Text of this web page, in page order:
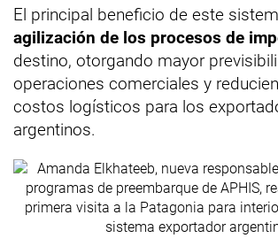
El principal beneficio de este
agilización de los procesos de
destino, otorgando mayor
operaciones comerciales y
costos logísticos para los
argentinos.